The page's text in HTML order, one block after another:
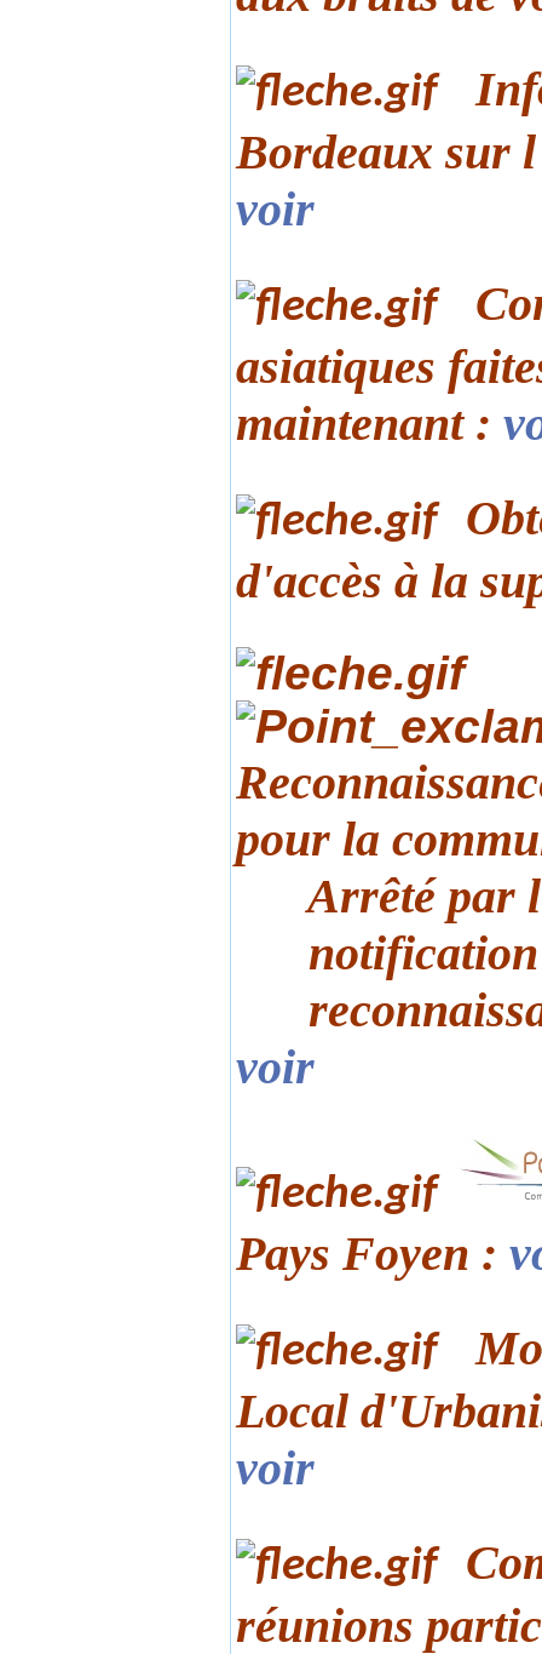
Bordeaux sur
voir
asiatiques
maintenant :
d'accès à la
pour la
Arrêté par
notification
voir
Pays Foyen :
Local
voir
réunions